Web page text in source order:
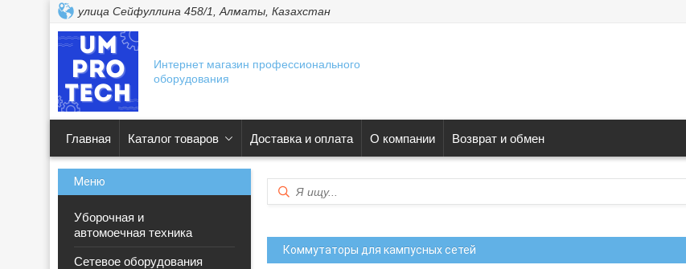
улица Сейфуллина 458/1, Алматы, Казахстан
Интернет магазин профессионального
оборудования
Главная Каталог товаров Доставка и оплата О компании Возврат и обмен
Уборочная и
автомоечная техника
Сетевое оборудования
Коммутаторы для кампусных сетей